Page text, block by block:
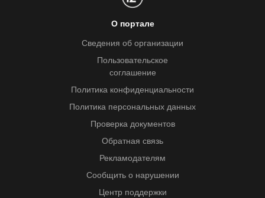
О портале
Сведения об организации
Пользовательское
соглашение
Политика конфиденциальности
Политика персональных данных
Проверка документов
Обратная связь
Рекламодателям
Сообщить о нарушении
Центр поддержки